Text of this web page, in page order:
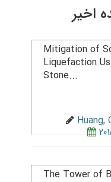
Mitigation
Liquefaction
Stone...
The Tower